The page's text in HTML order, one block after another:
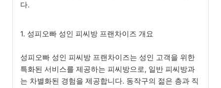
다.
1. 성피오빠 성인 피씨방 프랜차이즈 개요
성피오빠 성인 피씨방 프랜차이즈는 성인 고객을 위한
특화된 서비스를 제공하는 피씨방으로, 일반 피씨방과
는 차별화된 경험을 제공합니다. 동작구의 젊은 층과 직